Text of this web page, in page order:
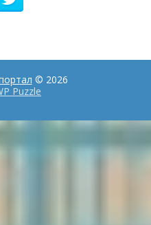
© 2026
Puzzle